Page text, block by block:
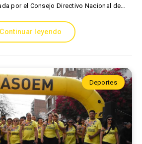
por el Consejo Directivo Nacional de…
Continuar leyendo
Deportes